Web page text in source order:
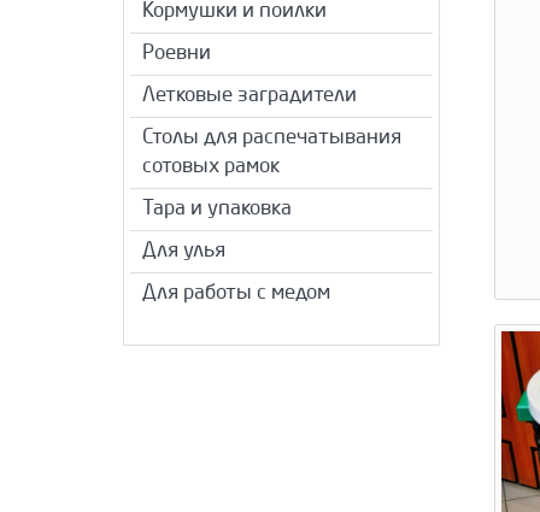
Кормушки и поилки
Роевни
Летковые заградители
Столы для распечатывания
сотовых рамок
Тара и упаковка
Для улья
Для работы с медом